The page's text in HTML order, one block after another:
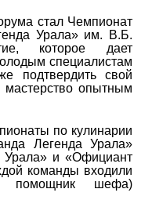
стал Чемпионат
Урала» им. В.Б.
которое дает
специалистам
подтвердить свой
мастерство опытным
по кулинарии
Легенда Урала»
и «Официант
команды входили
помощник шефа)